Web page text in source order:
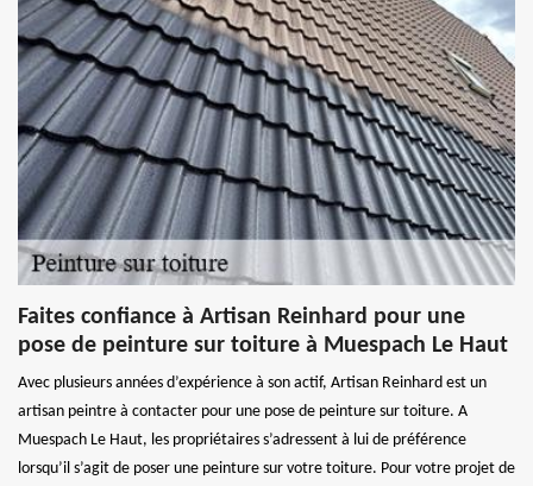
Faites confiance à Artisan Reinhard pour une
pose de peinture sur toiture à Muespach Le Haut
Avec plusieurs années d’expérience à son actif, Artisan Reinhard est un
artisan peintre à contacter pour une pose de peinture sur toiture. A
Muespach Le Haut, les propriétaires s’adressent à lui de préférence
lorsqu’il s’agit de poser une peinture sur votre toiture. Pour votre projet de